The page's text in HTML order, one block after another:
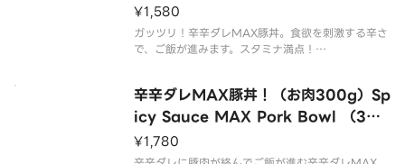
g meat）
¥1,580
ガッツリ！辛辛ダレMAX豚丼。食欲を刺激する辛さ
で、ご飯が進みます。スタミナ満点！
辛辛ダレMAX豚丼！（お肉300g）Sp
icy Sauce MAX Pork Bowl （300
g meat）
¥1,780